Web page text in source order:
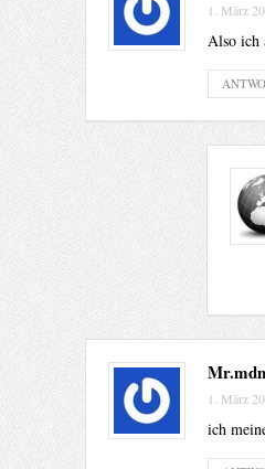
1. März
Also ich
1. März
ich